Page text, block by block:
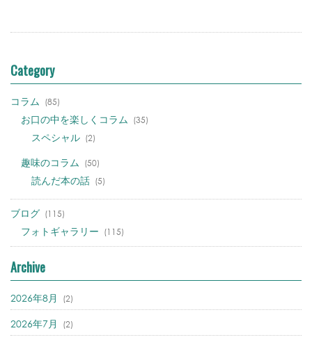
Category
コラム (85)
お口の中を楽しくコラム (35)
スペシャル (2)
趣味のコラム (50)
読んだ本の話 (5)
ブログ (115)
フォトギャラリー (115)
Archive
2026年8月 (2)
2026年7月 (2)